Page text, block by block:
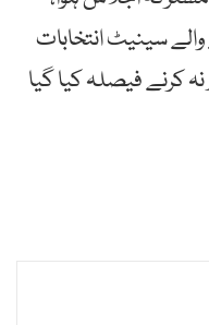
ہونے والے سینیٹ انتخابات
کرنے فیصلہ کیا گیا